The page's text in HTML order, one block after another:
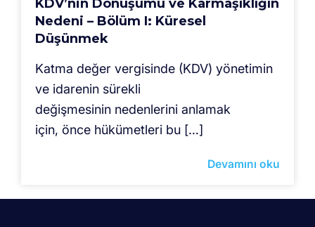
KDV’nin Dönüşümü ve Karmaşıklığın
Nedeni – Bölüm I: Küresel
Düşünmek
Katma değer vergisinde (KDV) yönetimin
ve idarenin sürekli
değişmesinin nedenlerini anlamak
için, önce hükümetleri bu […]
Devamını oku